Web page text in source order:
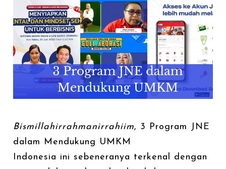
Bismillahirrahmanirrahiim, 3 Program JNE
dalam Mendukung UMKM
Indonesia ini sebeneranya terkenal dengan